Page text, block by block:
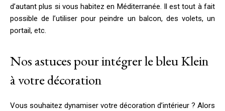
d’autant plus si vous habitez en Méditerranée. Il est tout à fait
possible de l’utiliser pour peindre un balcon, des volets, un
portail, etc.
Nos astuces pour intégrer le bleu Klein
à votre décoration
Vous souhaitez dynamiser votre décoration d’intérieur ? Alors